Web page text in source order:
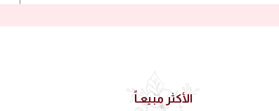
الأكثر مبيعـاً